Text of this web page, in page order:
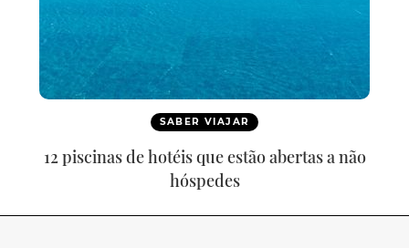
SABER VIAJAR
12 piscinas de hotéis que estão abertas a não
hóspedes